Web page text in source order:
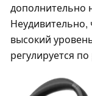
дополнительно
Неудивительно,
высокий
регулируется